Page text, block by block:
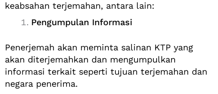
keabsahan terjemahan, antara lain:
Pengumpulan Informasi
Penerjemah akan meminta salinan KTP yang
akan diterjemahkan dan mengumpulkan
informasi terkait seperti tujuan terjemahan dan
negara penerima.